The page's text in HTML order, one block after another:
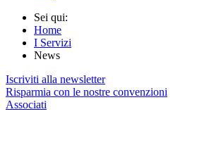
Sei qui:
Home
I Servizi
News
Iscriviti alla newsletter
Risparmia con le nostre convenzioni
Associati